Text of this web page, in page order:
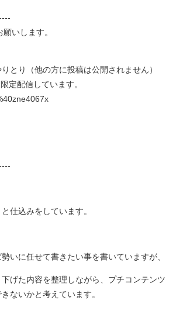
願いします。
とり（他の方に投稿は公開されません）
定配信しています。
仕込みをしています。
いに任せて書きたい事を書いていますが、
げた内容を整理しながら、プチコンテンツ
ないかと考えています。